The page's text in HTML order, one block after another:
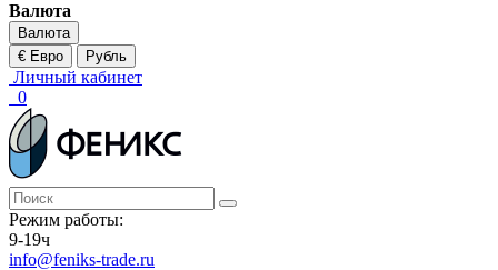
Валюта
Валюта
€ Евро
Рубль
Личный кабинет
0
Режим работы:
9-19ч
info@feniks-trade.ru